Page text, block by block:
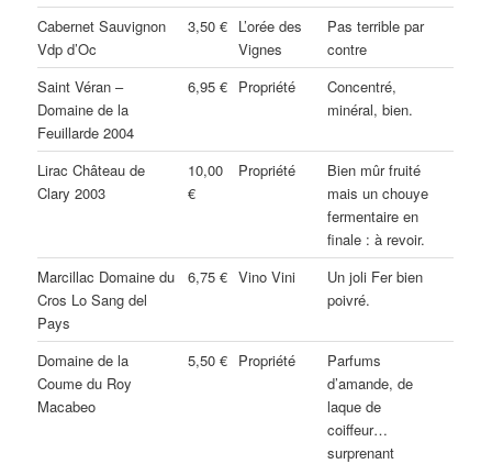
Cabernet Sauvignon
Vdp d’Oc
3,50 € L’orée des
Vignes
Pas terrible par
contre
Saint Véran –
Domaine de la
Feuillarde 2004
6,95 € Propriété
Concentré,
minéral, bien.
Lirac Château de
Clary 2003
10,00
€
Propriété
Bien mûr fruité
mais un chouye
fermentaire en
finale : à revoir.
Marcillac Domaine du
Cros Lo Sang del
Pays
6,75 € Vino Vini
Un joli Fer bien
poivré.
Domaine de la
Coume du Roy
Macabeo
5,50 € Propriété
Parfums
d’amande, de
laque de
coiffeur…
surprenant